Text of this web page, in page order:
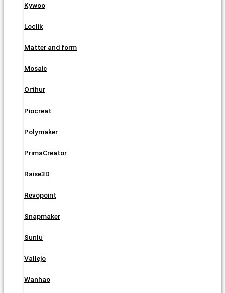
Kywoo
Loclik
Matter and form
Mosaic
Orthur
Piocreat
Polymaker
PrimaCreator
Raise3D
Revopoint
Snapmaker
Sunlu
Vallejo
Wanhao